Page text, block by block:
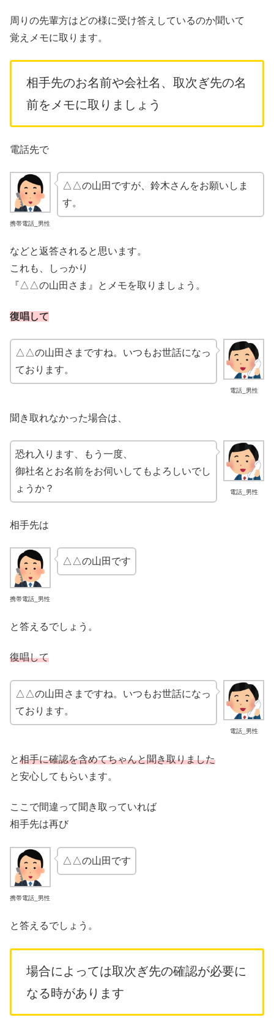
周りの先輩方はどの様に受け答えしているのか聞いて
覚えメモに取ります。
相手先のお名前や会社名、取次ぎ先の名
前をメモに取りましょう
電話先で
携帯電話_男性
△△の山田ですが、鈴木さんをお願いしま
す。
などと返答されると思います。
これも、しっかり
『△△の山田さま』とメモを取りましょう。
復唱して
電話_男性
△△の山田さまですね。いつもお世話になっ
ております。
聞き取れなかった場合は、
電話_男性
恐れ入ります、もう一度、
御社名とお名前をお伺いしてもよろしいでし
ょうか？
相手先は
携帯電話_男性
△△の山田です
と答えるでしょう。
復唱して
電話_男性
△△の山田さまですね。いつもお世話になっ
ております。
と相手に確認を含めてちゃんと聞き取りました
と安心してもらいます。
ここで間違って聞き取っていれば
相手先は再び
携帯電話_男性
△△の山田です
と答えるでしょう。
場合によっては取次ぎ先の確認が必要に
なる時があります